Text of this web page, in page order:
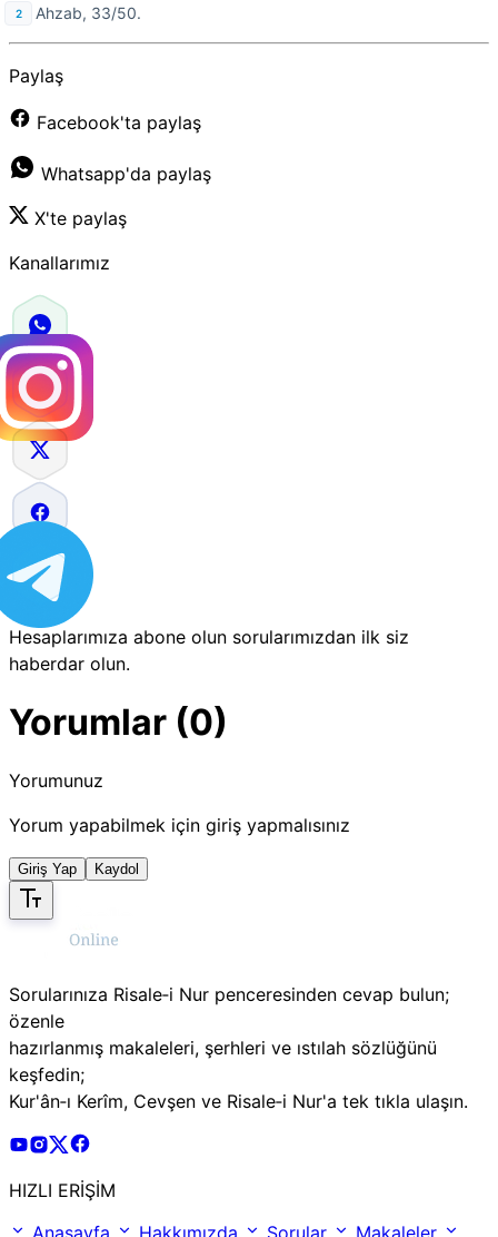
Ahzab, 33/50.
Paylaş
Facebook'ta paylaş
Whatsapp'da paylaş
X'te paylaş
Kanallarımız
Hesaplarımıza abone olun sorularımızdan ilk siz
haberdar olun.
Yorumlar (0)
Yorumunuz
Yorum yapabilmek için giriş yapmalısınız
Giriş Yap Kaydol
Sorularınıza Risale‑i Nur penceresinden cevap bulun;
özenle
hazırlanmış makaleleri, şerhleri ve ıstılah sözlüğünü
keşfedin;
Kur'ân‑ı Kerîm, Cevşen ve Risale‑i Nur'a tek tıkla ulaşın.
Risale Online Youtube Hesabı
Risale Online Instagram Hesabı
Risale Online X Hesabı
HIZLI ERİŞİM